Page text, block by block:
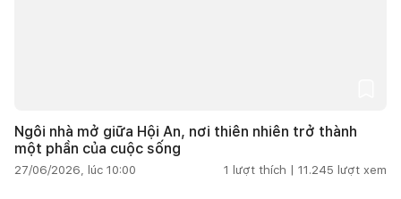
Ngôi nhà mở giữa Hội An, nơi thiên nhiên trở thành
một phần của cuộc sống
27/06/2026, lúc 10:00 1 lượt thích | 11.245 lượt xem